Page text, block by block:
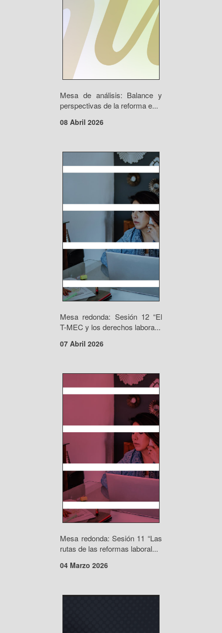
Mesa de análisis: Balance y
perspectivas de la reforma e...
08 Abril 2026
Mesa redonda: Sesión 12 “El
T-MEC y los derechos labora...
07 Abril 2026
Mesa redonda: Sesión 11 “Las
rutas de las reformas laboral...
04 Marzo 2026